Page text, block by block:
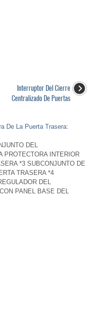
Interruptor Del Cierre
Centralizado De Puertas
De La Puerta Trasera:
DEL
PROTECTORA INTERIOR
*3 SUBCONJUNTO DE
TRASERA *4
DEL
PANEL BASE DEL